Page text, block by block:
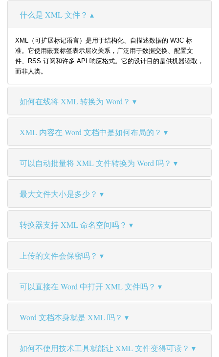
什么是 XML 文件？
XML（可扩展标记语言）是用于结构化、自描述数据的 W3C 标
准。它使用嵌套标签表示层次关系，广泛用于数据交换、配置文
件、RSS 订阅和许多 API 响应格式。它的设计目的是供机器读取，
而非人类。
如何在线将 XML 转换为 Word？
XML 内容在 Word 文档中是如何布局的？
可以自动批量将 XML 文件转换为 Word 吗？
最大文件大小是多少？
转换器支持 XML 命名空间吗？
上传的文件会保密吗？
可以直接在 Word 中打开 XML 文件吗？
Word 文档本身就是 XML 吗？
如何不使用技术工具就能让 XML 文件变得可读？